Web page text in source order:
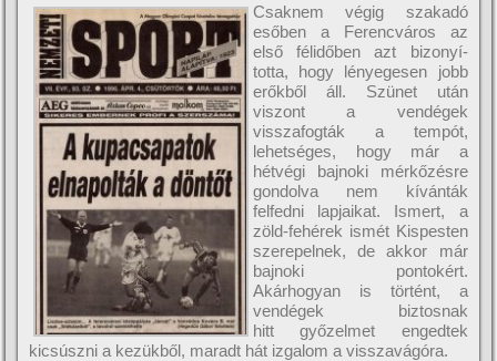
Csaknem végig szakadó
esőben a Ferencváros az
első félidőben azt bizonyí­
totta, hogy lényegesen jobb
erőkből áll. Szünet után
viszont a vendégek
visszafogták a tempót,
lehetséges, hogy már a
hétvégi bajnoki mérkőzésre
gondolva nem kí­vánták
felfedni lapjaikat. Ismert, a
zöld-fehérek ismét Kispesten
szerepelnek, de akkor már
bajnoki pontokért.
Akárhogyan is történt, a
vendégek biztosnak
hitt győzelmet engedtek
kicsúszni a kezükből, maradt hát izgalom a visszavágóra.